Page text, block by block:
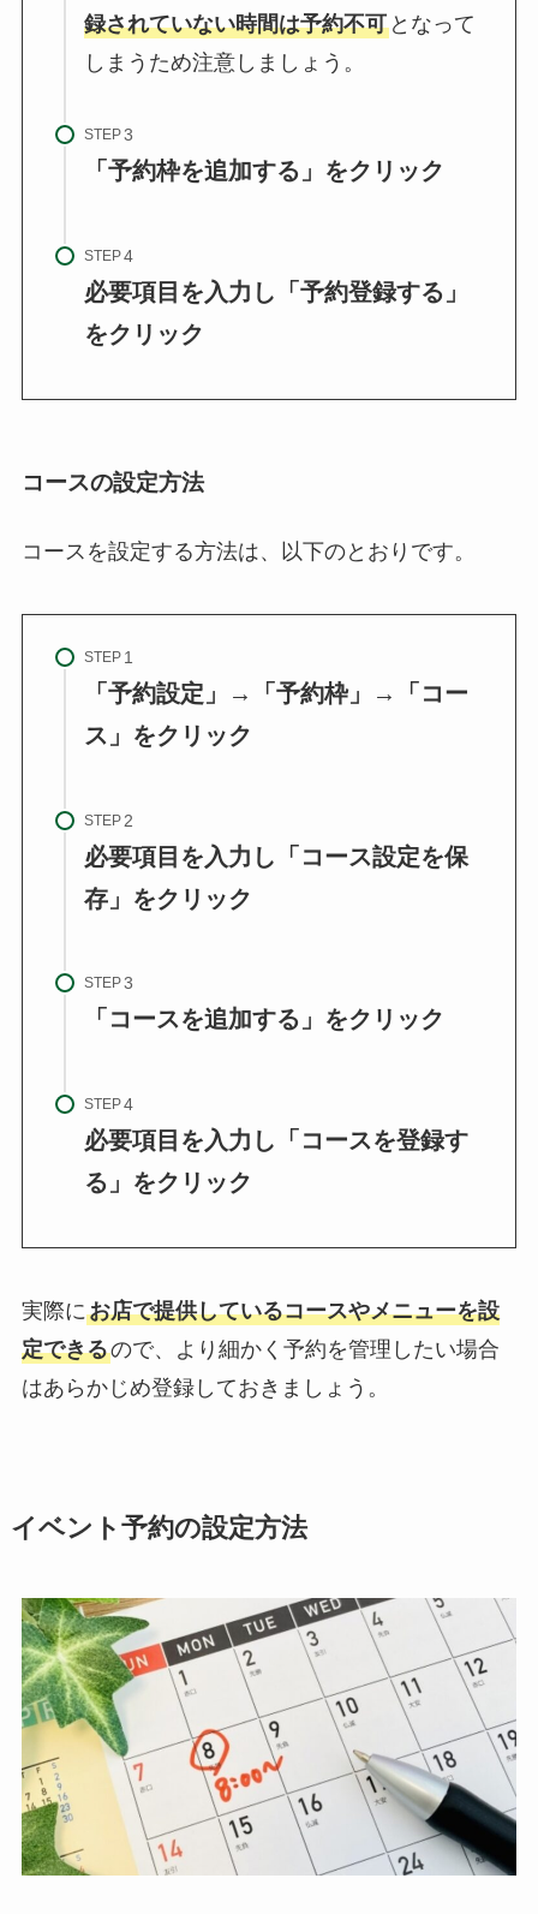
録されていない時間は予約不可となって
しまうため注意しましょう。
STEP
「予約枠を追加する」をクリック
STEP
必要項目を入力し「予約登録する」
をクリック
コースの設定方法
コースを設定する方法は、以下のとおりです。
STEP
「予約設定」→「予約枠」→「コー
ス」をクリック
STEP
必要項目を入力し「コース設定を保
存」をクリック
STEP
「コースを追加する」をクリック
STEP
必要項目を入力し「コースを登録す
る」をクリック
実際にお店で提供しているコースやメニューを設
定できるので、より細かく予約を管理したい場合
はあらかじめ登録しておきましょう。
イベント予約の設定方法